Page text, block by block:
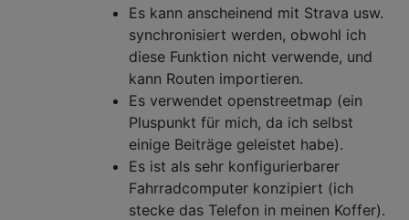
Es kann anscheinend mit Strava usw.
synchronisiert werden, obwohl ich
diese Funktion nicht verwende, und
kann Routen importieren.
Es verwendet openstreetmap (ein
Pluspunkt für mich, da ich selbst
einige Beiträge geleistet habe).
Es ist als sehr konfigurierbarer
Fahrradcomputer konzipiert (ich
stecke das Telefon in meinen Koffer).